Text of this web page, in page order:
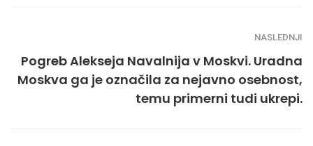
NASLEDNJI
Pogreb Alekseja Navalnija v Moskvi. Uradna
Moskva ga je označila za nejavno osebnost,
temu primerni tudi ukrepi.